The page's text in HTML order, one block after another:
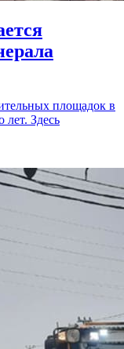
площадок в
лет. Здесь